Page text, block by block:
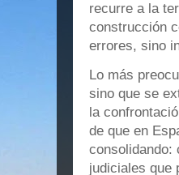
recurre a la
construcción
errores, sino
Lo más
sino que se
la
de que en
consolidando:
judiciales que